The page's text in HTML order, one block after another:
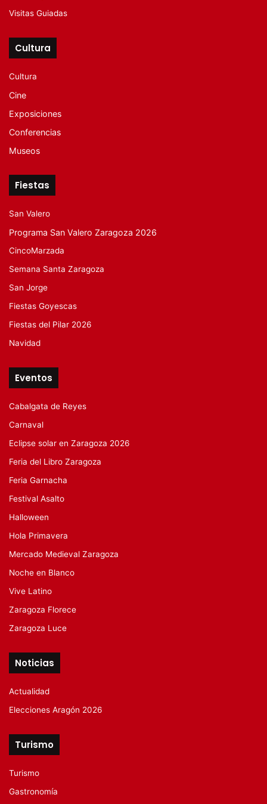
Visitas Guiadas
Cultura
Cultura
Cine
Exposiciones
Conferencias
Museos
Fiestas
San Valero
Programa San Valero Zaragoza 2026
CincoMarzada
Semana Santa Zaragoza
San Jorge
Fiestas Goyescas
Fiestas del Pilar 2026
Navidad
Eventos
Cabalgata de Reyes
Carnaval
Eclipse solar en Zaragoza 2026
Feria del Libro Zaragoza
Feria Garnacha
Festival Asalto
Halloween
Hola Primavera
Mercado Medieval Zaragoza
Noche en Blanco
Vive Latino
Zaragoza Florece
Zaragoza Luce
Noticias
Actualidad
Elecciones Aragón 2026
Turismo
Turismo
Gastronomía